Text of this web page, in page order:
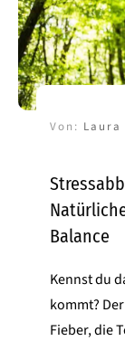
Von: Laura
Balance
Kennst du
kommt?
Fieber, die